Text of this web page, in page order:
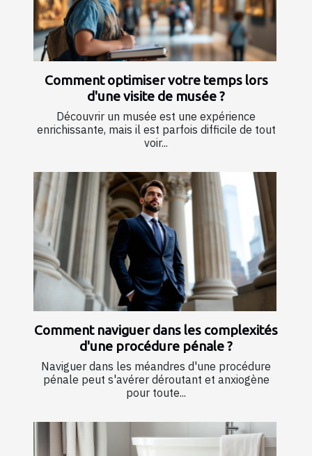
Comment optimiser votre temps lors
d'une visite de musée ?
Découvrir un musée est une expérience
enrichissante, mais il est parfois difficile de tout
voir...
Comment naviguer dans les complexités
d'une procédure pénale ?
Naviguer dans les méandres d'une procédure
pénale peut s'avérer déroutant et anxiogène
pour toute...